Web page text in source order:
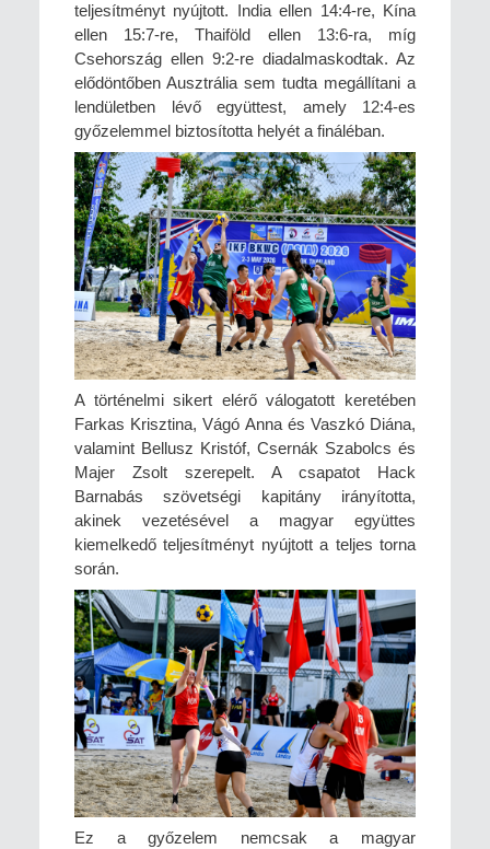
teljesítményt nyújtott. India ellen 14:4-re, Kína
ellen 15:7-re, Thaiföld ellen 13:6-ra, míg
Csehország ellen 9:2-re diadalmaskodtak. Az
elődöntőben Ausztrália sem tudta megállítani a
lendületben lévő együttest, amely 12:4-es
győzelemmel biztosította helyét a fináléban.
A történelmi sikert elérő válogatott keretében
Farkas Krisztina, Vágó Anna és Vaszkó Diána,
valamint Bellusz Kristóf, Csernák Szabolcs és
Majer Zsolt szerepelt. A csapatot Hack
Barnabás szövetségi kapitány irányította,
akinek vezetésével a magyar együttes
kiemelkedő teljesítményt nyújtott a teljes torna
során.
Ez a győzelem nemcsak a magyar